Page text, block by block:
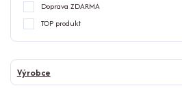
Doprava ZDARMA
TOP produkt
Výrobce